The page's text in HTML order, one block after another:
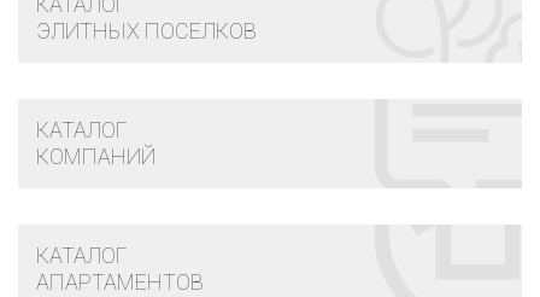
ЭЛИТНЫХ ПОСЕЛКОВ
КАТАЛОГ
КОМПАНИЙ
КАТАЛОГ
АПАРТАМЕНТОВ